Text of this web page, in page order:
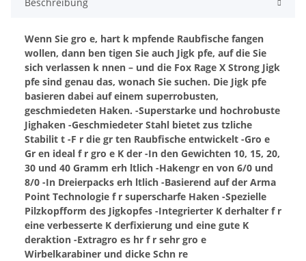
Wenn Sie gro e, hart k mpfende Raubfische fangen
wollen, dann ben tigen Sie auch Jigk pfe, auf die Sie
sich verlassen k nnen – und die Fox Rage X Strong Jigk
pfe sind genau das, wonach Sie suchen. Die Jigk pfe
basieren dabei auf einem superrobusten,
geschmiedeten Haken. -Superstarke und hochrobuste
Jighaken -Geschmiedeter Stahl bietet zus tzliche
Stabilit t -F r die gr ten Raubfische entwickelt -Gro e
Gr en ideal f r gro e K der -In den Gewichten 10, 15, 20,
30 und 40 Gramm erh ltlich -Hakengr en von 6/0 und
8/0 -In Dreierpacks erh ltlich -Basierend auf der Arma
Point Technologie f r superscharfe Haken -Spezielle
Pilzkopfform des Jigkopfes -Integrierter K derhalter f r
eine verbesserte K derfixierung und eine gute K
deraktion -Extragro es hr f r sehr gro e
Wirbelkarabiner und dicke Schn re